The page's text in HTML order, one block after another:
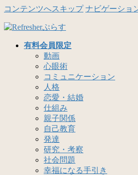
コンテンツへスキップ ナビゲーショ
有料会員限定
動画
心眼術
コミュニケーション
人格
恋愛・結婚
仕組み
親子関係
自己教育
発達
研究・考察
社会問題
幸福になる手引き